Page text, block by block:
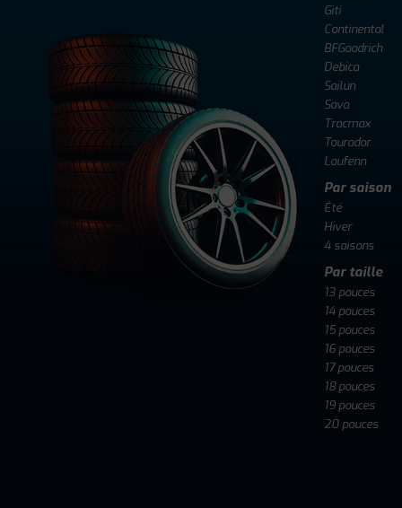
Giti
Continental
BFGoodrich
Debica
Sailun
Sava
Tracmax
Tourador
Laufenn
Par saison
Été
Hiver
4 saisons
Par taille
13 pouces
14 pouces
15 pouces
16 pouces
17 pouces
18 pouces
19 pouces
20 pouces